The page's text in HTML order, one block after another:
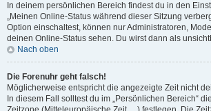
In deinem persönlichen Bereich findest du in den
„Meinen Online-Status während dieser Sitzung
Option einschaltest, können nur Administratoren,
deinen Online-Status sehen. Du wirst dann als
Nach oben
Die Forenuhr geht falsch!
Möglicherweise entspricht die angezeigte Zeit nicht
In diesem Fall solltest du im „Persönlichen Bereich“